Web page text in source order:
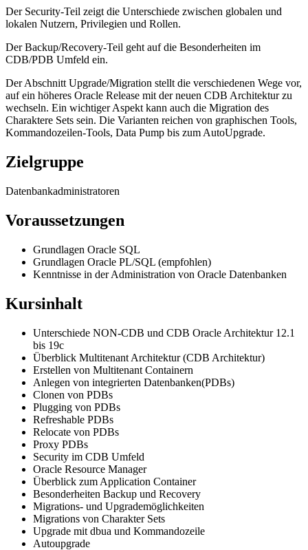
Der Security-Teil zeigt die Unterschiede zwischen globalen und
lokalen Nutzern, Privilegien und Rollen.
Der Backup/Recovery-Teil geht auf die Besonderheiten im
CDB/PDB Umfeld ein.
Der Abschnitt Upgrade/Migration stellt die verschiedenen Wege vor,
auf ein höheres Oracle Release mit der neuen CDB Architektur zu
wechseln. Ein wichtiger Aspekt kann auch die Migration des
Charaktere Sets sein. Die Varianten reichen von graphischen Tools,
Kommandozeilen-Tools, Data Pump bis zum AutoUpgrade.
Zielgruppe
Datenbankadministratoren
Voraussetzungen
Grundlagen Oracle SQL
Grundlagen Oracle PL/SQL (empfohlen)
Kenntnisse in der Administration von Oracle Datenbanken
Kursinhalt
Unterschiede NON-CDB und CDB Oracle Architektur 12.1
bis 19c
Überblick Multitenant Architektur (CDB Architektur)
Erstellen von Multitenant Containern
Anlegen von integrierten Datenbanken(PDBs)
Clonen von PDBs
Plugging von PDBs
Refreshable PDBs
Relocate von PDBs
Proxy PDBs
Security im CDB Umfeld
Oracle Resource Manager
Überblick zum Application Container
Besonderheiten Backup und Recovery
Migrations- und Upgrademöglichkeiten
Migrations von Charakter Sets
Upgrade mit dbua und Kommandozeile
Autoupgrade